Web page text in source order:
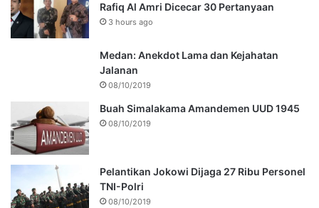
Rafiq Al Amri Dicecar 30 Pertanyaan
3 hours ago
Medan: Anekdot Lama dan Kejahatan
Jalanan
08/10/2019
Buah Simalakama Amandemen UUD 1945
08/10/2019
Pelantikan Jokowi Dijaga 27 Ribu Personel
TNI-Polri
08/10/2019